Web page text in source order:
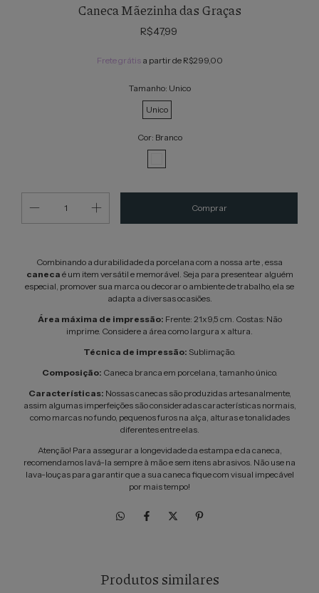
Caneca Mãezinha das Graças
R$47,99
Frete grátis a partir de R$299,00
Tamanho: Unico
Unico
Cor: Branco
Combinando a durabilidade da porcelana com a nossa arte , essa
caneca é um item versátil e memorável. Seja para presentear alguém
especial, promover sua marca ou decorar o ambiente de trabalho, ela se
adapta a diversas ocasiões.
Área máxima de impressão: Frente: 21x9,5 cm. Costas: Não
imprime. Considere a área como largura x altura.
Técnica de impressão: Sublimação.
Composição: Caneca branca em porcelana, tamanho único.
Características: Nossas canecas são produzidas artesanalmente,
assim algumas imperfeições são consideradas características normais,
como marcas no fundo, pequenos furos na alça, alturas e tonalidades
diferentes entre elas.
Atenção! Para assegurar a longevidade da estampa e da caneca,
recomendamos lavá-la sempre à mão e sem itens abrasivos. Não use na
lava-louças para garantir que a sua caneca fique com visual impecável
por mais tempo!
Produtos similares